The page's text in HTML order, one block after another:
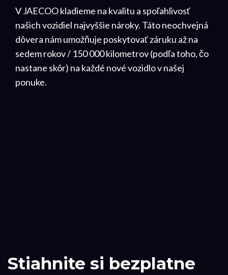
V JAECOO kladieme na kvalitu a spoľahlivosť
našich vozidiel najvyššie nároky. Táto neochvejná
dôvera nám umožňuje poskytovať záruku až na
sedem rokov / 150 000 kilometrov (podľa toho, čo
nastane skôr) na každé nové vozidlo v našej
ponuke.
Stiahnite si bezplatne